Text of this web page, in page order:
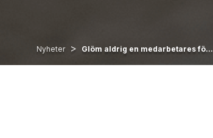
Nyheter > Glöm aldrig en medarbetares fö...